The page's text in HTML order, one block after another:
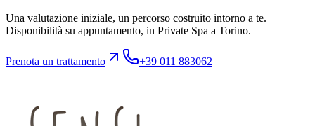
Una valutazione iniziale, un percorso costruito intorno a te.
Disponibilità su appuntamento, in Private Spa a Torino.
Prenota un trattamento +39 011 883062